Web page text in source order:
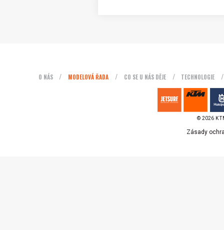
© 2026
Zásady
O NÁS MODELOVÁ ŘADA CO SE U NÁS DĚJE TECHNOLOGIE